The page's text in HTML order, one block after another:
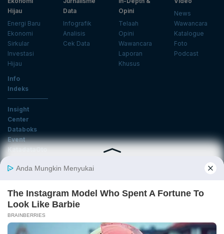
Hijau
Energi Baru
Ekonomi
Sirkular
Investasi
Hijau
Data
Infografik
Analisis
Cek Data
Opini
Telaah
Opini
Wawancara
Laporan
Khusus
News
Wawancara
Katalogue
Foto
Podcast
Info
Indeks
Insight
Center
Databoks
Event
KatadataOto
Email
Daftar